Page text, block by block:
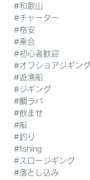
#和歌山
#チャーター
#格安
#乗合
#初心者歓迎
#オフショアジギング
#遊漁船
#ジギング
#鯛ラバ
#飲ませ
#船
#釣り
#fishing
#スロージギング
#落とし込み